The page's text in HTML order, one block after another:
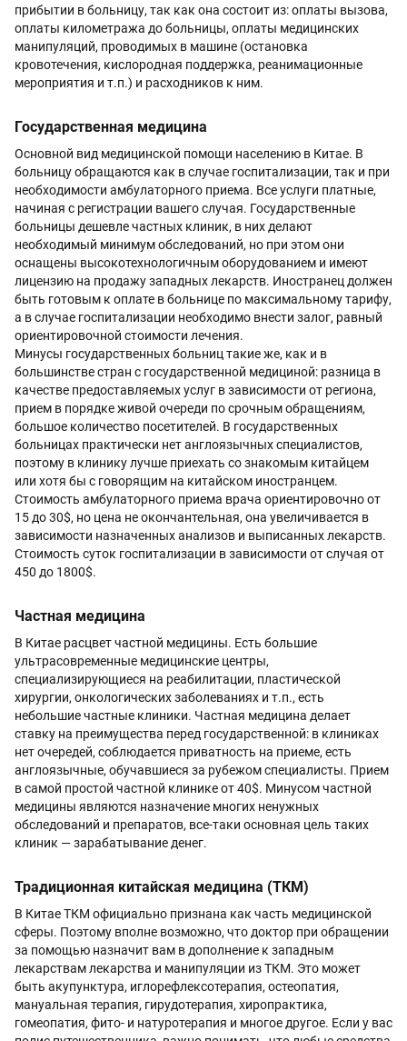
прибытии в больницу, так как она состоит из: оплаты вызова,
оплаты километража до больницы, оплаты медицинских
манипуляций, проводимых в машине (остановка
кровотечения, кислородная поддержка, реанимационные
мероприятия и т.п.) и расходников к ним.
Государственная медицина
Основной вид медицинской помощи населению в Китае. В
больницу обращаются как в случае госпитализации, так и при
необходимости амбулаторного приема. Все услуги платные,
начиная с регистрации вашего случая. Государственные
больницы дешевле частных клиник, в них делают
необходимый минимум обследований, но при этом они
оснащены высокотехнологичным оборудованием и имеют
лицензию на продажу западных лекарств. Иностранец должен
быть готовым к оплате в больнице по максимальному тарифу,
а в случае госпитализации необходимо внести залог, равный
ориентировочной стоимости лечения.
Минусы государственных больниц такие же, как и в
большинстве стран с государственной медициной: разница в
качестве предоставляемых услуг в зависимости от региона,
прием в порядке живой очереди по срочным обращениям,
большое количество посетителей. В государственных
больницах практически нет англоязычных специалистов,
поэтому в клинику лучше приехать со знакомым китайцем
или хотя бы с говорящим на китайском иностранцем.
Стоимость амбулаторного приема врача ориентировочно от
15 до 30$, но цена не окончантельная, она увеличивается в
зависимости назначенных анализов и выписанных лекарств.
Стоимость суток госпитализации в зависимости от случая от
450 до 1800$.
Частная медицина
В Китае расцвет частной медицины. Есть большие
ультрасовременные медицинские центры,
специализирующиеся на реабилитации, пластической
хирургии, онкологических заболеваниях и т.п., есть
небольшие частные клиники. Частная медицина делает
ставку на преимущества перед государственной: в клиниках
нет очередей, соблюдается приватность на приеме, есть
англоязычные, обучавшиеся за рубежом специалисты. Прием
в самой простой частной клинике от 40$. Минусом частной
медицины являются назначение многих ненужных
обследований и препаратов, все-таки основная цель таких
клиник — зарабатывание денег.
Традиционная китайская медицина (ТКМ)
В Китае ТКМ официально признана как часть медицинской
сферы. Поэтому вполне возможно, что доктор при обращении
за помощью назначит вам в дополнение к западным
лекарствам лекарства и манипуляции из ТКМ. Это может
быть акупунктура, иглорефлексотерапия, остеопатия,
мануальная терапия, гирудотерапия, хиропрактика,
гомеопатия, фито- и натуротерапия и многое другое. Если у вас